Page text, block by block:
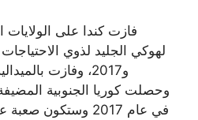
فازت كندا على الولايات
وحصلت كوريا الجنوبية المضيفة
في عام 2017